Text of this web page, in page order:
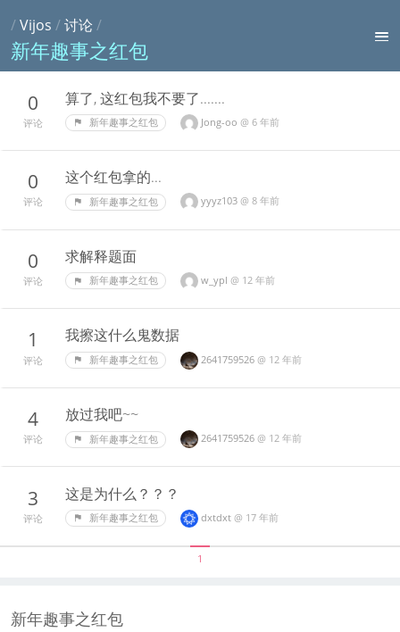
/Vijos /讨论 /
新年趣事之红包
0
评论
算了, 这红包我不要了.......
新年趣事之红包 Jong-oo @ 6 年前
0
评论
这个红包拿的...
新年趣事之红包 yyyz103 @ 8 年前
0
评论
求解释题面
新年趣事之红包 w_ypl @ 12 年前
1
评论
我擦这什么鬼数据
新年趣事之红包 2641759526 @ 12 年前
4
评论
放过我吧~~
新年趣事之红包 2641759526 @ 12 年前
3
评论
这是为什么？？？
新年趣事之红包 dxtdxt @ 17 年前
1
新年趣事之红包